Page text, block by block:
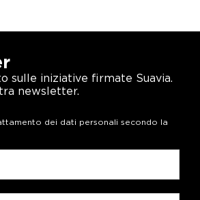
sulle iniziative firmate Suavia.
newsletter.
dei dati personali secondo la